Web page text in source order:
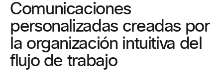
Comunicaciones
personalizadas creadas por
la organización intuitiva del
flujo de trabajo